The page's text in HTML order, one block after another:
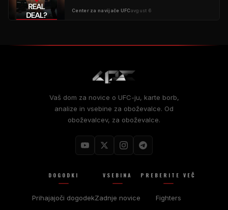
Center za navijače UFCavgust 6
Vaš dom za novice o UFC-ju, karte borb,
analize in vsebine za oboževalce. Od
oboževalcev, za oboževalce.
DOGODKI
Prihajajoči dogodek
VSEBINA
Zadnje novice
PREBERITE VEČ
Fighters